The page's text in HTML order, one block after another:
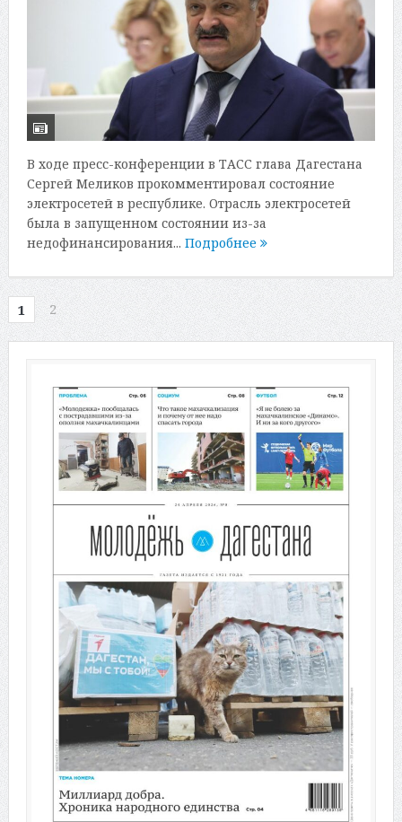
В ходе пресс-конференции в ТАСС глава Дагестана
Сергей Меликов прокомментировал состояние
электросетей в республике. Отрасль электросетей
была в запущенном состоянии из-за
недофинансирования... Подробнее
1 2